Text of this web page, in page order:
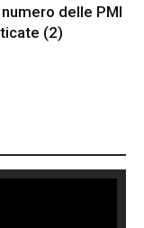
delle PMI
(2)